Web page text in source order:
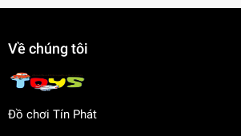
Về chúng tôi
Đồ chơi Tín Phát